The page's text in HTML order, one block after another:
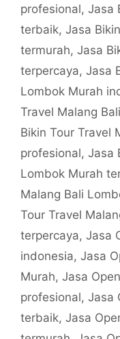
profesional, Jasa
terbaik, Jasa
termurah, Jasa
terpercaya, Jasa
Lombok Murah
Travel Malang
Bikin Tour Travel
profesional, Jasa
Lombok Murah
Malang Bali
Tour Travel
terpercaya, Jasa
indonesia, Jasa
Murah, Jasa
profesional, Jasa
terbaik, Jasa